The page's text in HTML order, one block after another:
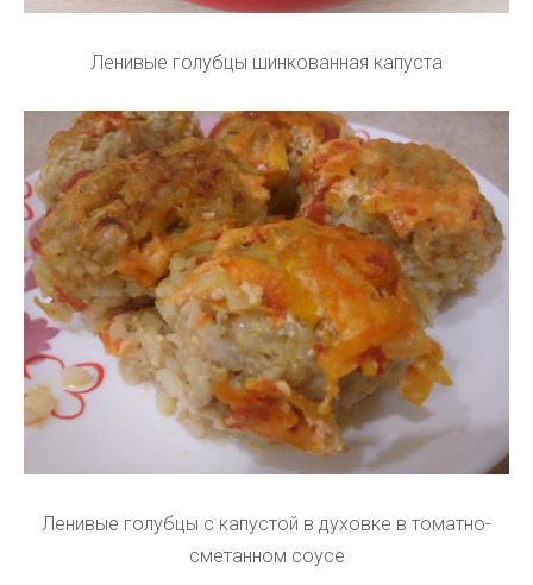
Ленивые голубцы шинкованная капуста
Ленивые голубцы с капустой в духовке в томатно-
сметанном соусе